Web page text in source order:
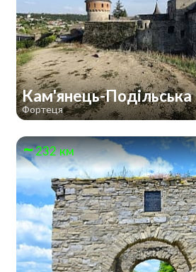
Кам'янець-Подільська
Фортеця
232 км